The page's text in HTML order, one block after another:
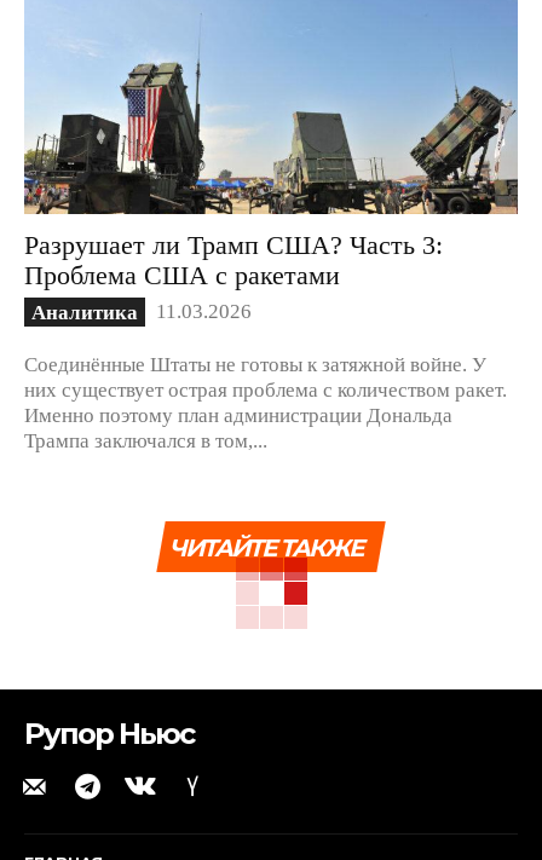
Разрушает ли Трамп США? Часть 3:
Проблема США с ракетами
Аналитика 11.03.2026
Соединённые Штаты не готовы к затяжной войне. У
них существует острая проблема с количеством ракет.
Именно поэтому план администрации Дональда
Трампа заключался в том,...
ЧИТАЙТЕ ТАКЖЕ
Рупор Ньюс